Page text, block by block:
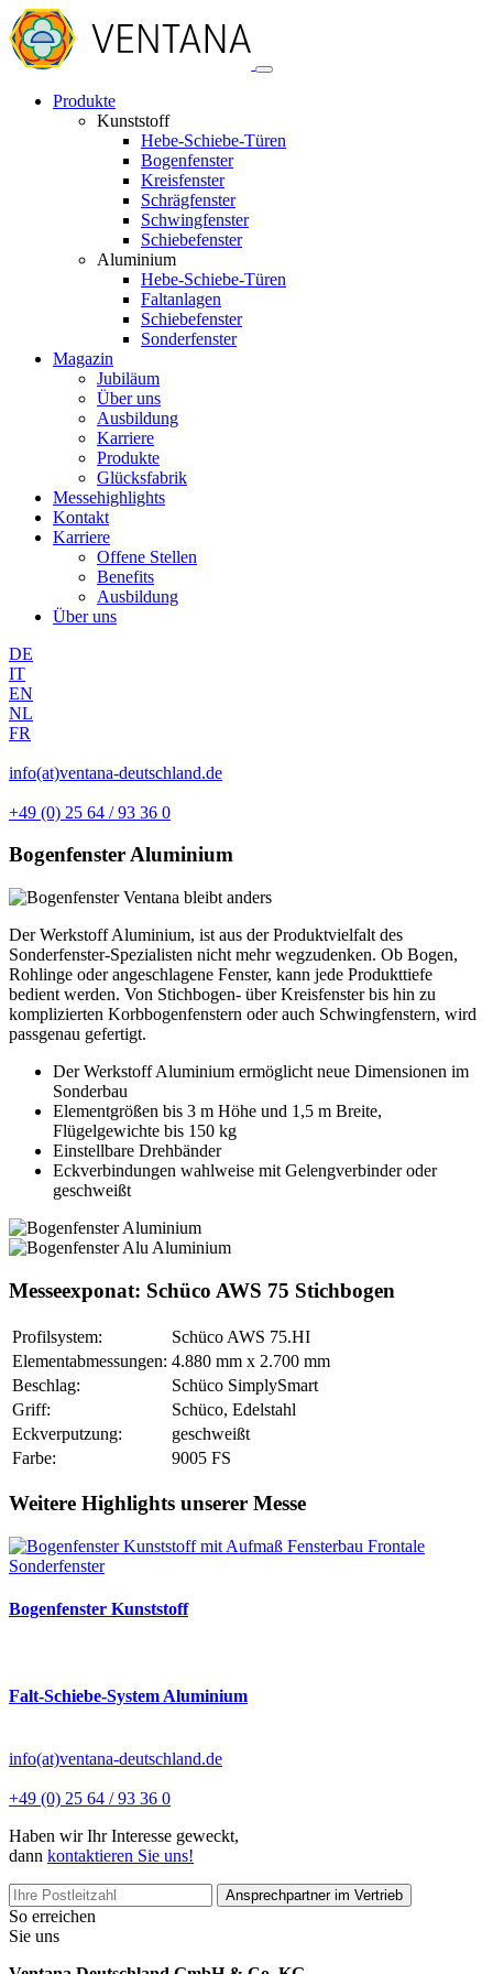
Produkte
Kunststoff
Hebe-Schiebe-Türen
Bogenfenster
Kreisfenster
Schrägfenster
Schwingfenster
Schiebefenster
Aluminium
Hebe-Schiebe-Türen
Faltanlagen
Schiebefenster
Sonderfenster
Magazin
Jubiläum
Über uns
Ausbildung
Karriere
Produkte
Glücksfabrik
Messehighlights
Kontakt
Karriere
Offene Stellen
Benefits
Ausbildung
Über uns
DE
IT
EN
NL
FR
info(at)ventana-deutschland.de
+49 (0) 25 64 / 93 36 0
Bogenfenster Aluminium
Der Werkstoff Aluminium, ist aus der Produktvielfalt des
Sonderfenster-Spezialisten nicht mehr wegzudenken. Ob Bogen,
Rohlinge oder angeschlagene Fenster, kann jede Produkttiefe
bedient werden. Von Stichbogen- über Kreisfenster bis hin zu
komplizierten Korbbogenfenstern oder auch Schwingfenstern, wird
passgenau gefertigt.
Der Werkstoff Aluminium ermöglicht neue Dimensionen im
Sonderbau
Elementgrößen bis 3 m Höhe und 1,5 m Breite,
Flügelgewichte bis 150 kg
Einstellbare Drehbänder
Eckverbindungen wahlweise mit Gelengverbinder oder
geschweißt
Messeexponat: Schüco AWS 75 Stichbogen
Profilsystem:
Schüco AWS 75.HI
Elementabmessungen: 4.880 mm x 2.700 mm
Beschlag:
Schüco SimplySmart
Griff:
Schüco, Edelstahl
Eckverputzung:
geschweißt
Farbe:
9005 FS
Weitere Highlights unserer Messe
Bogenfenster Kunststoff
Falt-Schiebe-System Aluminium
info(at)ventana-deutschland.de
+49 (0) 25 64 / 93 36 0
Haben wir Ihr Interesse geweckt,
dann kontaktieren Sie uns!
Ansprechpartner im Vertrieb
So erreichen
Sie uns